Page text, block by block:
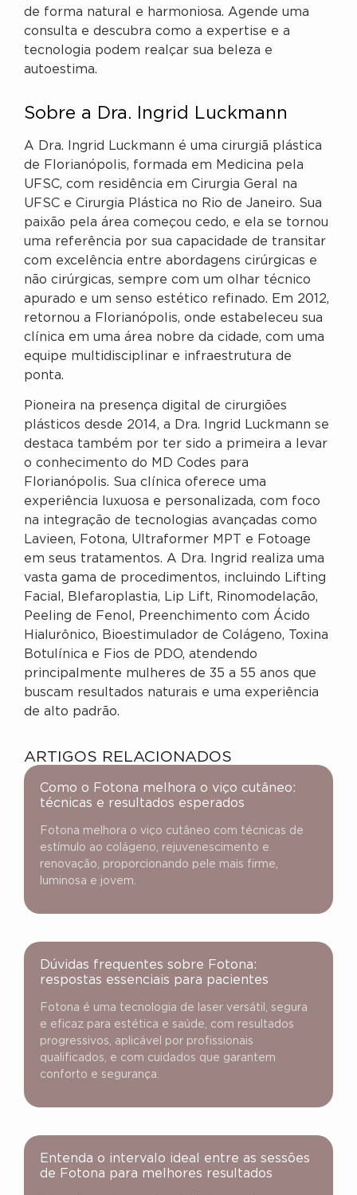
de forma natural e harmoniosa. Agende uma
consulta e descubra como a expertise e a
tecnologia podem realçar sua beleza e
autoestima.
Sobre a Dra. Ingrid Luckmann
A Dra. Ingrid Luckmann é uma cirurgiã plástica
de Florianópolis, formada em Medicina pela
UFSC, com residência em Cirurgia Geral na
UFSC e Cirurgia Plástica no Rio de Janeiro. Sua
paixão pela área começou cedo, e ela se tornou
uma referência por sua capacidade de transitar
com excelência entre abordagens cirúrgicas e
não cirúrgicas, sempre com um olhar técnico
apurado e um senso estético refinado. Em 2012,
retornou a Florianópolis, onde estabeleceu sua
clínica em uma área nobre da cidade, com uma
equipe multidisciplinar e infraestrutura de
ponta.
Pioneira na presença digital de cirurgiões
plásticos desde 2014, a Dra. Ingrid Luckmann se
destaca também por ter sido a primeira a levar
o conhecimento do MD Codes para
Florianópolis. Sua clínica oferece uma
experiência luxuosa e personalizada, com foco
na integração de tecnologias avançadas como
Lavieen, Fotona, Ultraformer MPT e Fotoage
em seus tratamentos. A Dra. Ingrid realiza uma
vasta gama de procedimentos, incluindo Lifting
Facial, Blefaroplastia, Lip Lift, Rinomodelação,
Peeling de Fenol, Preenchimento com Ácido
Hialurônico, Bioestimulador de Colágeno, Toxina
Botulínica e Fios de PDO, atendendo
principalmente mulheres de 35 a 55 anos que
buscam resultados naturais e uma experiência
de alto padrão.
ARTIGOS RELACIONADOS
Como o Fotona melhora o viço cutâneo:
técnicas e resultados esperados
Fotona melhora o viço cutâneo com técnicas de
estímulo ao colágeno, rejuvenescimento e
renovação, proporcionando pele mais firme,
luminosa e jovem.
Dúvidas frequentes sobre Fotona:
respostas essenciais para pacientes
Fotona é uma tecnologia de laser versátil, segura
e eficaz para estética e saúde, com resultados
progressivos, aplicável por profissionais
qualificados, e com cuidados que garantem
conforto e segurança.
Entenda o intervalo ideal entre as sessões
de Fotona para melhores resultados